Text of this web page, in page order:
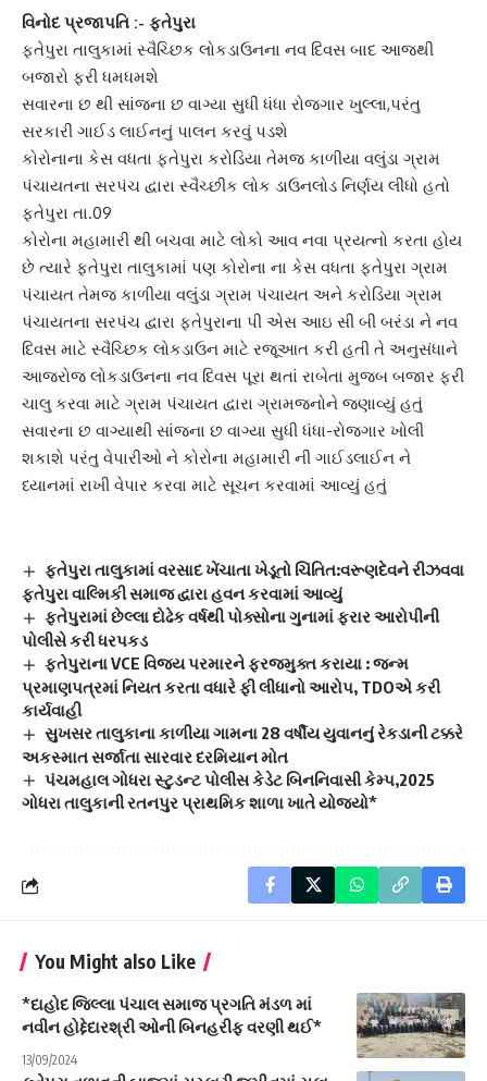
વિનોદ પ્રજાપતિ :- ફતેપુરા
ફતેપુરા તાલુકામાં સ્વૈચ્છિક લોકડાઉનના નવ દિવસ બાદ આજથી
બજારો ફરી ધમધમશે
સવારના છ થી સાંજના છ વાગ્યા સુધી ધંધા રોજગાર ખુલ્લા,પરંતુ
સરકારી ગાઈડ લાઈનનું પાલન કરવું પડશે
કોરોનાના કેસ વધતા ફતેપુરા કરોડિયા તેમજ કાળીયા વલુંડા ગ્રામ
પંચાયતના સરપંચ દ્વારા સ્વૈચ્છીક લોક ડાઉનલોડ નિર્ણય લીધો હતો
ફતેપુરા તા.09
કોરોના મહામારી થી બચવા માટે લોકો આવ નવા પ્રયત્નો કરતા હોય
છે ત્યારે ફતેપુરા તાલુકામાં પણ કોરોના ના કેસ વધતા ફતેપુરા ગ્રામ
પંચાયત તેમજ કાળીયા વલુંડા ગ્રામ પંચાયત અને કરોડિયા ગ્રામ
પંચાયતના સરપંચ દ્વારા ફતેપુરાના પી એસ આઇ સી બી બરંડા ને નવ
દિવસ માટે સ્વૈચ્છિક લોકડાઉન માટે રજૂઆત કરી હતી તે અનુસંધાને
આજરોજ લોકડાઉનના નવ દિવસ પૂરા થતાં રાબેતા મુજબ બજાર ફરી
ચાલુ કરવા માટે ગ્રામ પંચાયત દ્વારા ગ્રામજનોને જણાવ્યું હતું
સવારના છ વાગ્યાથી સાંજના છ વાગ્યા સુધી ધંધા-રોજગાર ખોલી
શકાશે પરંતુ વેપારીઓ ને કોરોના મહામારી ની ગાઈડલાઈન ને
ધ્યાનમાં રાખી વેપાર કરવા માટે સૂચન કરવામાં આવ્યું હતું
ફતેપુરા તાલુકામાં વરસાદ ખેંચાતા ખેડૂતો ચિંતિત:વરૂણદેવને રીઝવવા
ફતેપુરા વાલ્મિકી સમાજ દ્વારા હવન કરવામાં આવ્યું
ફતેપુરામાં છેલ્લા દોઢેક વર્ષથી પોક્સોના ગુનામાં ફરાર આરોપીની
પોલીસે કરી ધરપકડ
ફતેપુરાના VCE વિજય પરમારને ફરજમુક્ત કરાયા : જન્મ
પ્રમાણપત્રમાં નિયત કરતા વધારે ફી લીધાનો આરોપ, TDOએ કરી
કાર્યવાહી
સુખસર તાલુકાના કાળીયા ગામના 28 વર્ષીય યુવાનનું રેકડાની ટક્કરે
અકસ્માત સર્જાતા સારવાર દરમિયાન મોત
પંચમહાલ ગોધરા સ્ટુડન્ટ પોલીસ કેડેટ બિનનિવાસી કેમ્પ,2025
ગોધરા તાલુકાની રતનપુર પ્રાથમિક શાળા ખાતે યોજ્યો*
You Might also Like
*દાહોદ જિલ્લા પંચાલ સમાજ પ્રગતિ મંડળ માં
નવીન હોદ્દેદારશ્રી ઓની બિનહરીફ વરણી થઈ*
13/09/2024